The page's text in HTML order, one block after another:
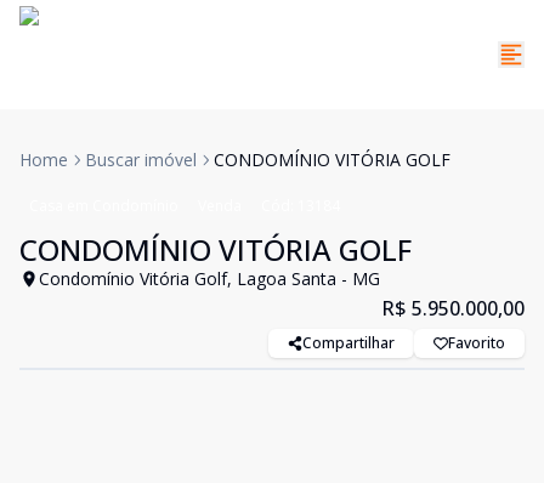
Home Buscar imóvel CONDOMÍNIO VITÓRIA GOLF
CONDOMÍNIO VITÓRIA GOLF
Condomínio Vitória Golf, Lagoa Santa - MG
R$ 5.950.000,00
Compartilhar Favorito